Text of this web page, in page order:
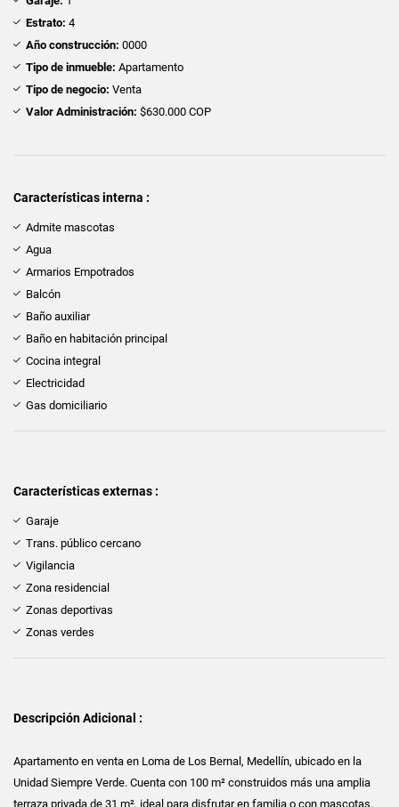
Estrato: 4
Año construcción: 0000
Tipo de inmueble: Apartamento
Tipo de negocio: Venta
Valor Administración: $630.000 COP
Características interna :
Admite mascotas
Agua
Armarios Empotrados
Balcón
Baño auxiliar
Baño en habitación principal
Cocina integral
Electricidad
Gas domiciliario
Características externas :
Garaje
Trans. público cercano
Vigilancia
Zona residencial
Zonas deportivas
Zonas verdes
Descripción Adicional :
Apartamento en venta en Loma de Los Bernal, Medellín, ubicado en la
Unidad Siempre Verde. Cuenta con 100 m² construidos más una amplia
terraza privada de 31 m², ideal para disfrutar en familia o con mascotas.